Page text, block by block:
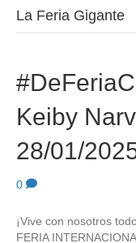
La Feria Gigante
Keiby
28/01/
0
¡Vive con nosotros
FERIA